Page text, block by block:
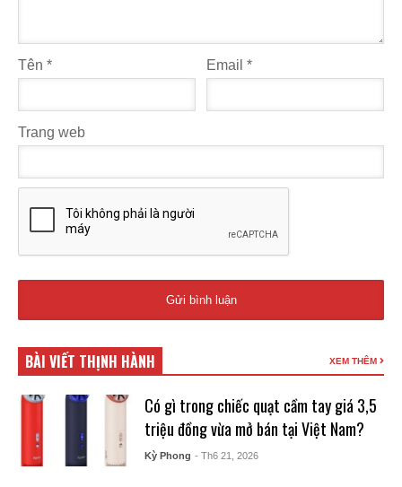
Tên * Email*
Trang web
BÀI VIẾT THỊNH HÀNH XEM THÊM
Có gì trong chiếc quạt cầm tay giá 3,5
triệu đồng vừa mở bán tại Việt Nam?
Kỳ Phong - Th6 21, 2026